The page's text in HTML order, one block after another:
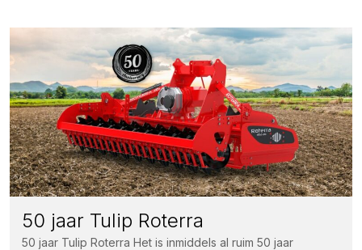
50 jaar Tulip Roterra
50 jaar Tulip Roterra Het is inmiddels al ruim 50 jaar